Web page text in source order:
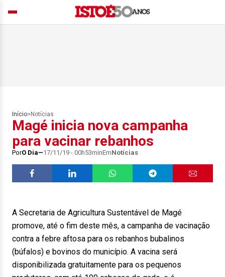
Início> Notícias
Magé inicia nova campanha
para vacinar rebanhos
PorO Dia 17/11/19 - 00h53minEmNotícias
A Secretaria de Agricultura Sustentável de Magé
promove, até o fim deste mês, a campanha de vacinação
contra a febre aftosa para os rebanhos bubalinos
(búfalos) e bovinos do município. A vacina será
disponibilizada gratuitamente para os pequenos